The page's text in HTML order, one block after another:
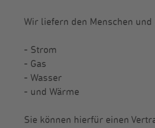
Wir liefern den Menschen und
- Strom
- Gas
- Wasser
- und Wärme
Sie können hierfür einen